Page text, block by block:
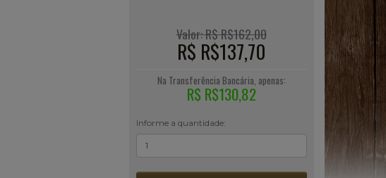
Valor: R$ R$162,00
R$ R$137,70
Na Transferência Bancária, apenas:
R$ R$130,82
Informe a quantidade: